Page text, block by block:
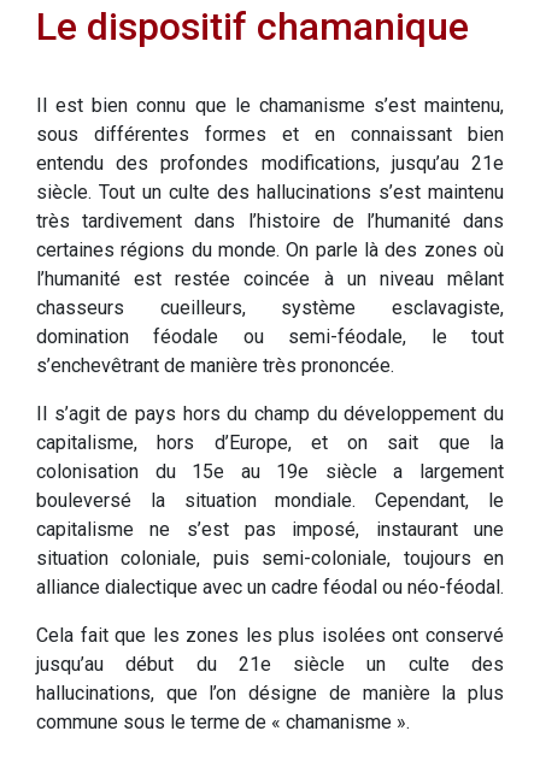
Le dispositif chamanique
Il est bien connu que le chamanisme s’est maintenu,
sous différentes formes et en connaissant bien
entendu des profondes modifications, jusqu’au 21e
siècle. Tout un culte des hallucinations s’est maintenu
très tardivement dans l’histoire de l’humanité dans
certaines régions du monde. On parle là des zones où
l’humanité est restée coincée à un niveau mêlant
chasseurs cueilleurs, système esclavagiste,
domination féodale ou semi-féodale, le tout
s’enchevêtrant de manière très prononcée.
Il s’agit de pays hors du champ du développement du
capitalisme, hors d’Europe, et on sait que la
colonisation du 15e au 19e siècle a largement
bouleversé la situation mondiale. Cependant, le
capitalisme ne s’est pas imposé, instaurant une
situation coloniale, puis semi-coloniale, toujours en
alliance dialectique avec un cadre féodal ou néo-féodal.
Cela fait que les zones les plus isolées ont conservé
jusqu’au début du 21e siècle un culte des
hallucinations, que l’on désigne de manière la plus
commune sous le terme de « chamanisme ».